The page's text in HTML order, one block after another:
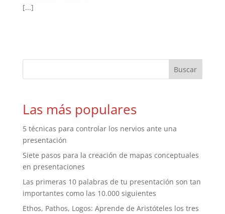
[...]
Las más populares
5 técnicas para controlar los nervios ante una
presentación
Siete pasos para la creación de mapas conceptuales
en presentaciones
Las primeras 10 palabras de tu presentación son tan
importantes como las 10.000 siguientes
Ethos, Pathos, Logos: Aprende de Aristóteles los tres